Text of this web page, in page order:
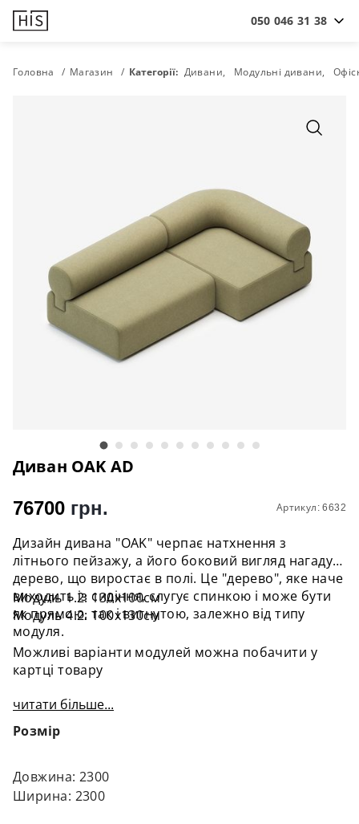
050 046 31 38
Головна Магазин Категорії: Дивани Модульні дивани
Диван OAK AD
Артикул: 6632
76700 грн.
Дизайн дивана "OAK" черпає натхнення з
літнього пейзажу, а його боковий вигляд нагадує
дерево, що виростає в полі. Це "дерево", яке наче
виходить із сидіння, слугує спинкою і може бути
як прямою, так і вигнутою, залежно від типу
модуля.
Модуль 1.2: 130x100см
Модуль 4.2: 100х130см
Можливі варіанти модулей можна побачити у
картці товару
читати більше...
Розмір
Довжина: 2300
Ширина: 2300